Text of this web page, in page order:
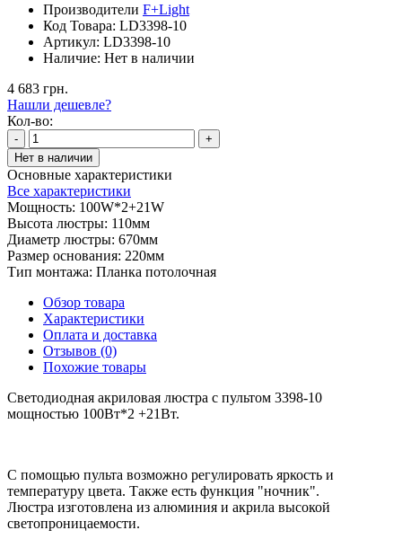
Производители F+Light
Код Товара: LD3398-10
Артикул: LD3398-10
Наличие: Нет в наличии
4 683 грн.
Нашли дешевле?
Кол-во:
-
+
Нет в наличии
Основные характеристики
Все характеристики
Мощность: 100W*2+21W
Высота люстры: 110мм
Диаметр люстры: 670мм
Размер основания: 220мм
Тип монтажа: Планка потолочная
Обзор товара
Характеристики
Оплата и доставка
Отзывов (0)
Похожие товары
Светодиодная акриловая люстра с пультом 3398-10
мощностью 100Вт*2 +21Вт.
С помощью пульта возможно регулировать яркость и
температуру цвета. Также есть функция "ночник".
Люстра изготовлена из алюминия и акрила высокой
светопроницаемости.